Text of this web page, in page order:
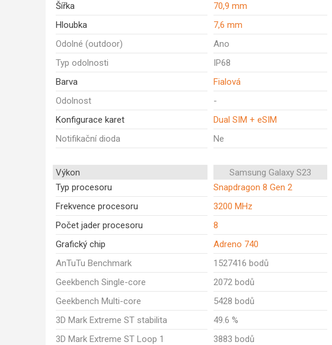
Šířka
70,9 mm
Hloubka
7,6 mm
Odolné (outdoor)
Ano
Typ odolnosti
IP68
Barva
Fialová
Odolnost
-
Konfigurace karet
Dual SIM + eSIM
Notifikační dioda
Ne
Výkon Samsung Galaxy S23
Typ procesoru
Snapdragon 8 Gen 2
Frekvence procesoru
3200 MHz
Počet jader procesoru
8
Grafický chip
Adreno 740
AnTuTu Benchmark
1527416 bodů
Geekbench Single-core
2072 bodů
Geekbench Multi-core
5428 bodů
3D Mark Extreme ST stabilita
49.6 %
3D Mark Extreme ST Loop 1
3883 bodů